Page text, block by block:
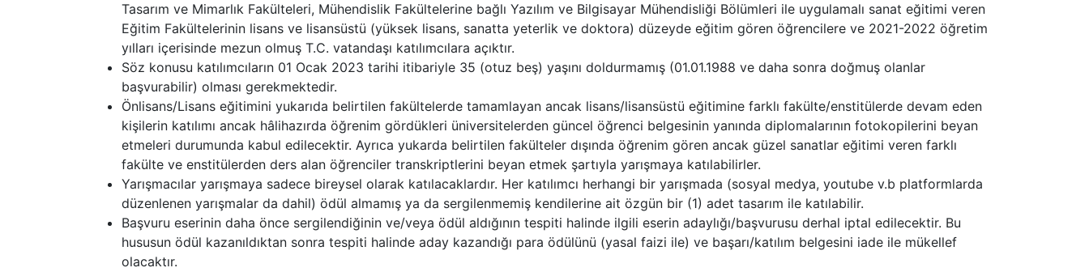
Tasarım ve Mimarlık Fakülteleri, Mühendislik Fakültelerine bağlı Yazılım ve Bilgisayar Mühendisliği Bölümleri ile uygulamalı sanat eğitimi veren
Eğitim Fakültelerinin lisans ve lisansüstü (yüksek lisans, sanatta yeterlik ve doktora) düzeyde eğitim gören öğrencilere ve 2021-2022 öğretim
yılları içerisinde mezun olmuş T.C. vatandaşı katılımcılara açıktır.
Söz konusu katılımcıların 01 Ocak 2023 tarihi itibariyle 35 (otuz beş) yaşını doldurmamış (01.01.1988 ve daha sonra doğmuş olanlar
başvurabilir) olması gerekmektedir.
Önlisans/Lisans eğitimini yukarıda belirtilen fakültelerde tamamlayan ancak lisans/lisansüstü eğitimine farklı fakülte/enstitülerde devam eden
kişilerin katılımı ancak hâlihazırda öğrenim gördükleri üniversitelerden güncel öğrenci belgesinin yanında diplomalarının fotokopilerini beyan
etmeleri durumunda kabul edilecektir. Ayrıca yukarda belirtilen fakülteler dışında öğrenim gören ancak güzel sanatlar eğitimi veren farklı
fakülte ve enstitülerden ders alan öğrenciler transkriptlerini beyan etmek şartıyla yarışmaya katılabilirler.
Yarışmacılar yarışmaya sadece bireysel olarak katılacaklardır. Her katılımcı herhangi bir yarışmada (sosyal medya, youtube v.b platformlarda
düzenlenen yarışmalar da dahil) ödül almamış ya da sergilenmemiş kendilerine ait özgün bir (1) adet tasarım ile katılabilir.
Başvuru eserinin daha önce sergilendiğinin ve/veya ödül aldığının tespiti halinde ilgili eserin adaylığı/başvurusu derhal iptal edilecektir. Bu
hususun ödül kazanıldıktan sonra tespiti halinde aday kazandığı para ödülünü (yasal faizi ile) ve başarı/katılım belgesini iade ile mükellef
olacaktır.